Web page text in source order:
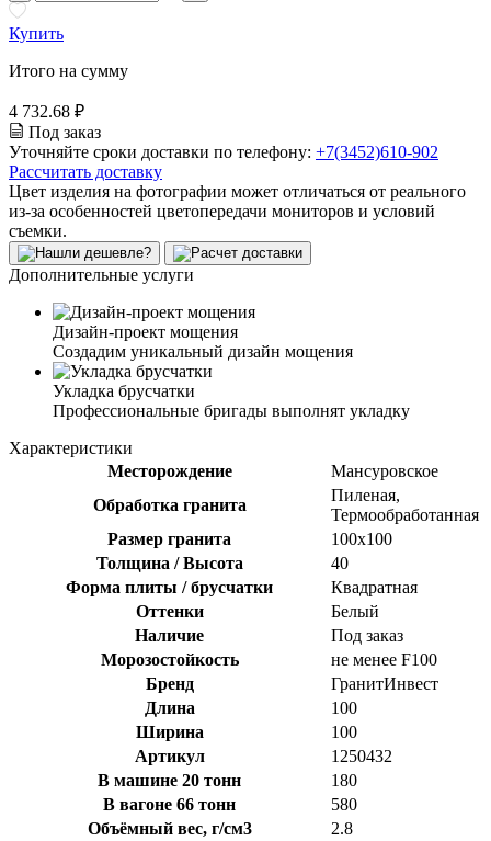
Купить
Итого на сумму
4 732.68 ₽
Под заказ
Уточняйте сроки доставки по телефону: +7(3452)610-902
Рассчитать доставку
Цвет изделия на фотографии может отличаться от реального
из-за особенностей цветопередачи мониторов и условий
съемки.
Дополнительные услуги
Дизайн-проект мощения
Создадим уникальный дизайн мощения
Укладка брусчатки
Профессиональные бригады выполнят укладку
Характеристики
Месторождение
Мансуровское
Обработка гранита
Пиленая,
Термообработанная
Размер гранита
100х100
Толщина / Высота
40
Форма плиты / брусчатки
Квадратная
Оттенки
Белый
Наличие
Под заказ
Морозостойкость
не менее F100
Бренд
ГранитИнвест
Длина
100
Ширина
100
Артикул
1250432
В машине 20 тонн
180
В вагоне 66 тонн
580
Объёмный вес, г/см3
2.8